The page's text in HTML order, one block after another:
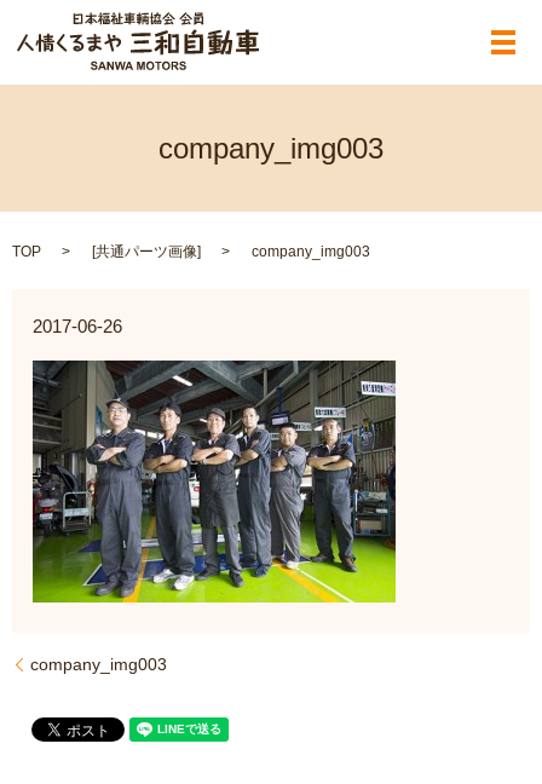
メ
company_img003
TOP [共通パーツ画像] company_img003
2017-06-26
company_img003